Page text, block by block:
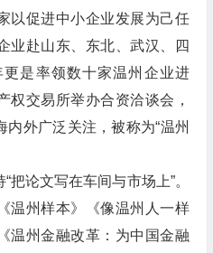
以促进中小企业发展为己任
业赴山东、东北、武汉、四
是率领数十家温州企业进
权交易所举办合资洽谈会，
外广泛关注，被称为“温州
把论文写在车间与市场上”。
温州样本》《像温州人一样
温州金融改革：为中国金融